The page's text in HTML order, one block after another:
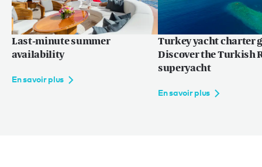
Last-minute summer
availability
En savoir plus
Turkey yacht charter
Discover the Turkish
superyacht
En savoir plus